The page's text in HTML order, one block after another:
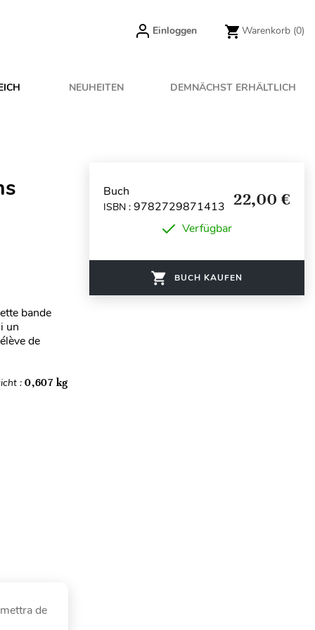
Einloggen Warenkorb (0)
NEUHEITEN DEMNÄCHST ERHÄLTLICH
bande
un
de
:0,607 kg
de
Buch
ISBN : 9782729871413 22,00 €
Verfügbar
BUCH KAUFEN